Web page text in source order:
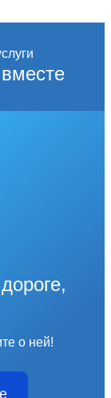
о ней!